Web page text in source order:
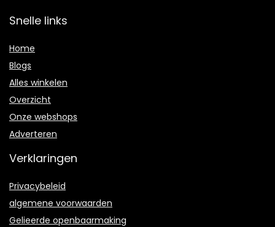
Snelle links
Home
Blogs
Alles winkelen
Overzicht
Onze webshops
Adverteren
Verklaringen
Privacybeleid
algemene voorwaarden
Gelieerde openbaarmaking